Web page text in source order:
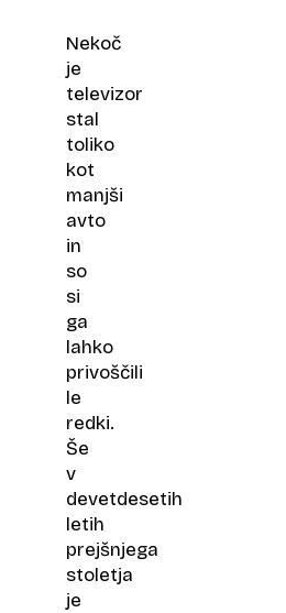
Nekoč
je
televizor
stal
toliko
kot
manjši
avto
in
so
si
ga
lahko
privoščili
le
redki.
Še
v
devetdesetih
letih
prejšnjega
stoletja
je